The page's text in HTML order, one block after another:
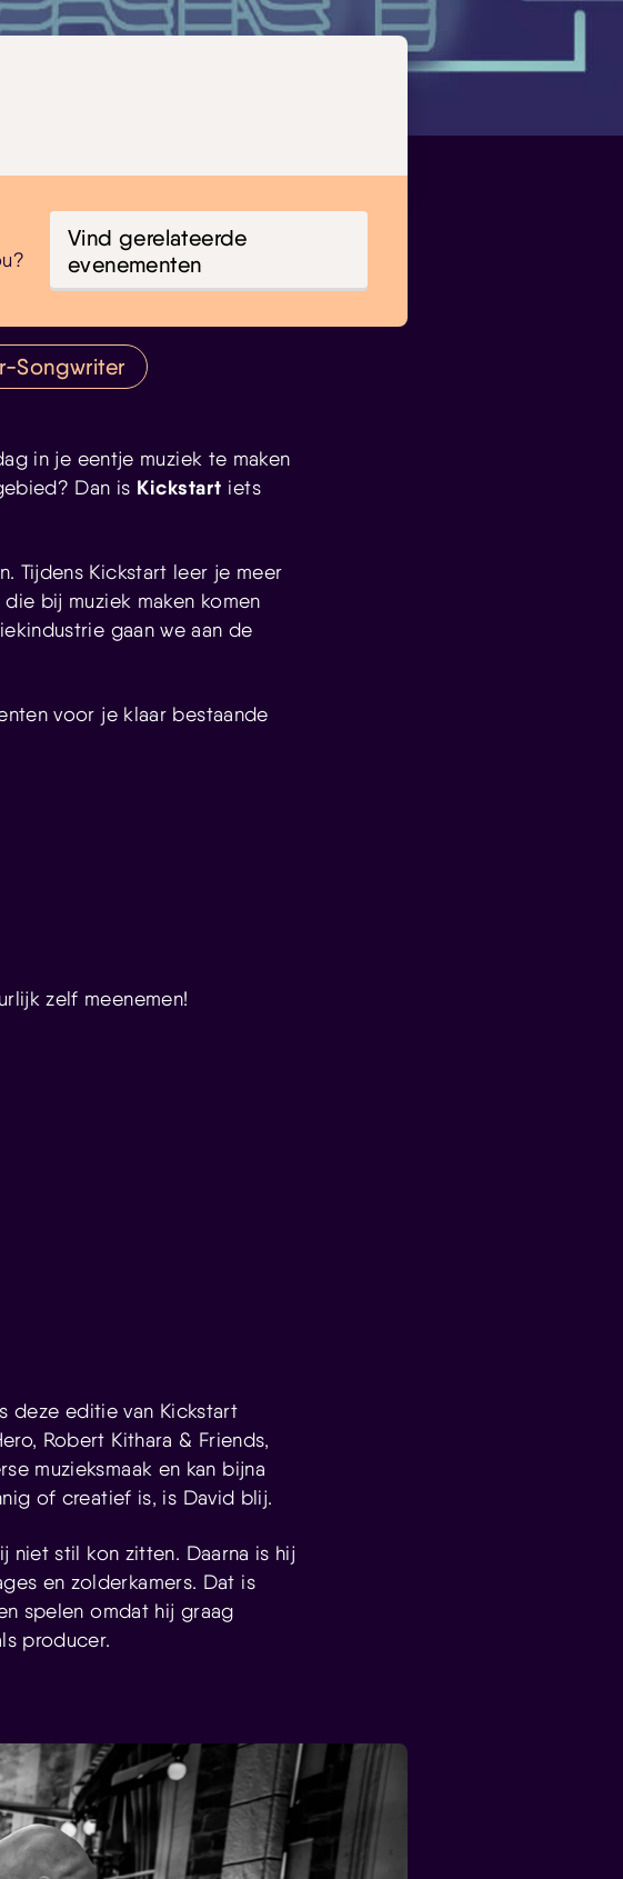
Vind gerelateerde
evenementen
Songwriter
in je eentje muziek te maken
Dan is Kickstart iets
Tijdens Kickstart leer je meer
bij muziek maken komen
gaan we aan de
voor je klaar bestaande
zelf meenemen!
deze editie van Kickstart
Robert Kithara & Friends,
muzieksmaak en kan bijna
of creatief is, is David blij.
niet stil kon zitten. Daarna is hij
en zolderkamers. Dat is
spelen omdat hij graag
producer.